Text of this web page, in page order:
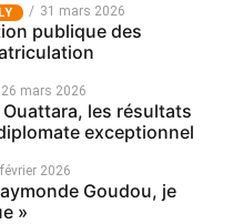
31 mars 2026
publique des
26 mars 2026
Ouattara, les résultats
exceptionnel
2026
Goudou, je
»